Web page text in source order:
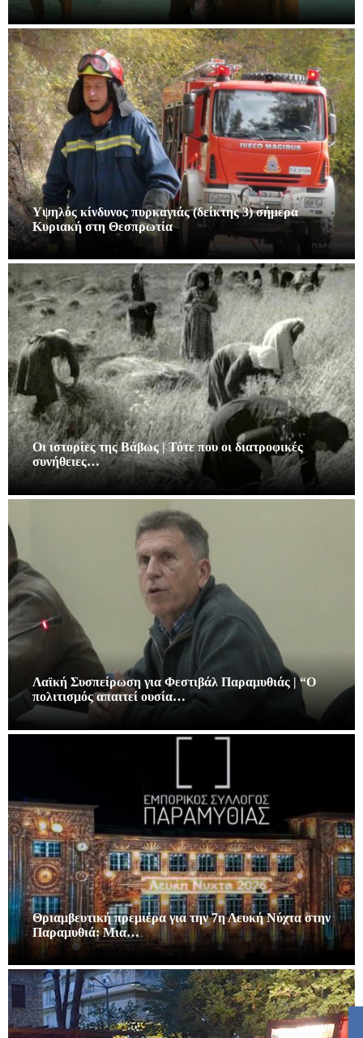
Υψηλός κίνδυνος πυρκαγιάς (δείκτης 3) σήμερα
Κυριακή στη Θεσπρωτία
Οι ιστορίες της Βάβως | Τότε που οι διατροφικές
συνήθειες…
Λαϊκή Συσπείρωση για Φεστιβάλ Παραμυθιάς | “Ο
πολιτισμός απαιτεί ουσία…
Θριαμβευτική πρεμιέρα για την 7η Λευκή Νύχτα στην
Παραμυθιά: Μια…